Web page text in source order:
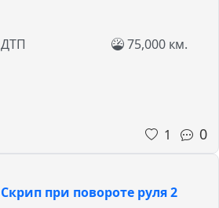
ДТП 75,000 км.
1 0
Скрип при повороте руля 2